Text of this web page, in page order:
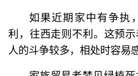
如果近期家中有争执
利，往西走则不利。这预
人的斗争较多，相处时容易